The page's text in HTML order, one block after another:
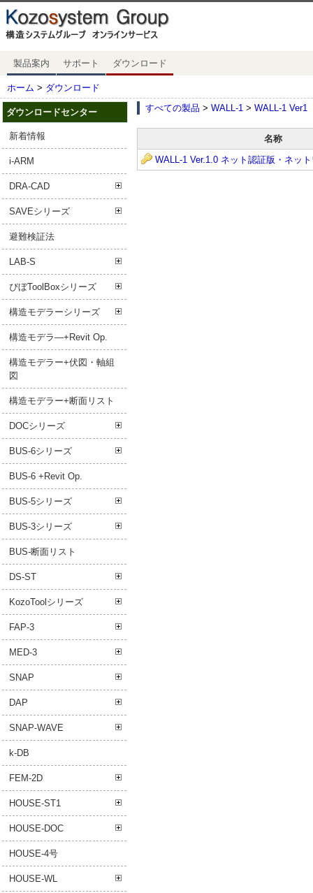
製品案内 サポート ダウンロード
ホーム > ダウンロード
ダウンロードセンター
新着情報
i-ARM
DRA-CAD
SAVEシリーズ
避難検証法
LAB-S
ぴぼToolBoxシリーズ
構造モデラーシリーズ
構造モデラ―+Revit Op.
構造モデラー+伏図・軸組
図
構造モデラー+断面リスト
DOCシリーズ
BUS-6シリーズ
BUS-6 +Revit Op.
BUS-5シリーズ
BUS-3シリーズ
BUS-断面リスト
DS-ST
KozoToolシリーズ
FAP-3
MED-3
SNAP
DAP
SNAP-WAVE
k-DB
FEM-2D
HOUSE-ST1
HOUSE-DOC
HOUSE-4号
HOUSE-WL
すべての製品 > WALL-1 > WALL-1 Ver1
名称
WALL-1 Ver.1.0 ネット認証版・ネッ